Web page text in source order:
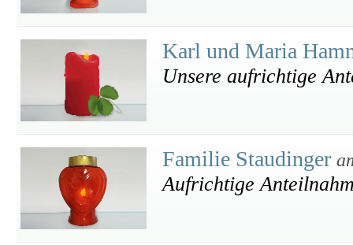
Karl und Maria
Unsere aufrichtige
Familie Staudinger
Aufrichtige